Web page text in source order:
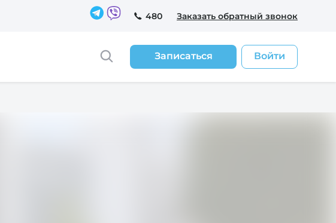
480 Заказать обратный звонок
Записаться Войти